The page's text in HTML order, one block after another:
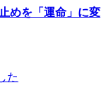
めを「運命」に変
た